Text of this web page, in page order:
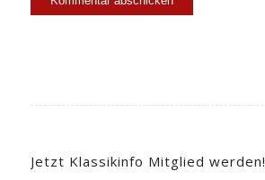
Jetzt Klassikinfo Mitglied werden!